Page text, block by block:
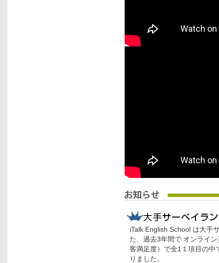
iTalk English School は大手
た、過去3年間で オンライ
客満足度）で全1１項目の中
りました。